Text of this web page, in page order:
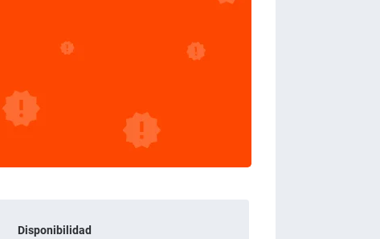
Disponibilidad